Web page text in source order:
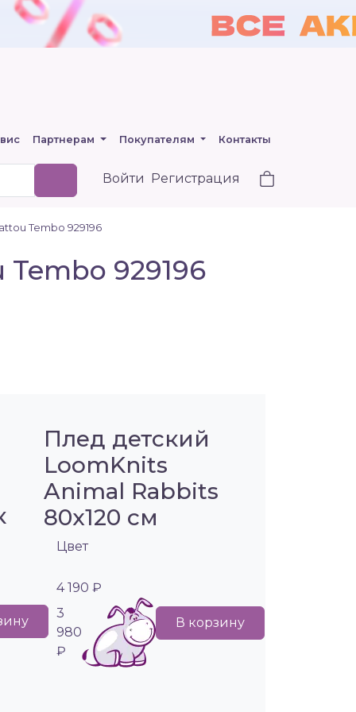
Партнерам Покупателям Контакты
Войти Регистрация
Tembo 929196
929196
Плед детский
LoomKnits
Animal Rabbits
80х120 см
Цвет
4 190 ₽
3
980
₽
В корзину